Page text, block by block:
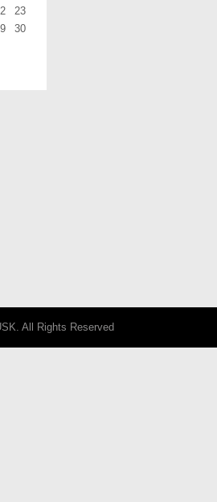
23
30
All Rights Reserved